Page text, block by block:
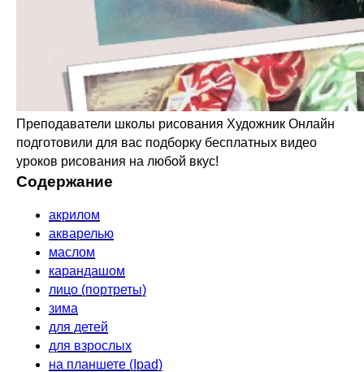
Преподаватели школы рисования Художник Онлайн
подготовили для вас подборку бесплатных видео
уроков рисования на любой вкус!
Содержание
акрилом
акварелью
маслом
карандашом
лицо (портреты)
зима
для детей
для взрослых
на планшете (Ipad)